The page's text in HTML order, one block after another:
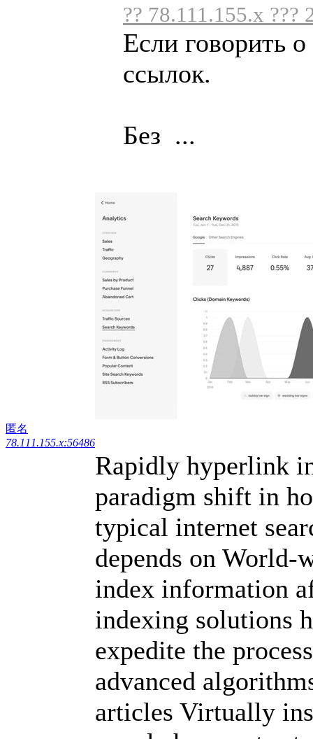
匿名
78.111.155.x:56486
?? 78.111.155.x ???
Если говорить
ссылок.
Без ...
Rapidly hyperlink
paradigm shift in
typical internet
depends on World-
index information
indexing solutions
expedite the
advanced
articles Virtually